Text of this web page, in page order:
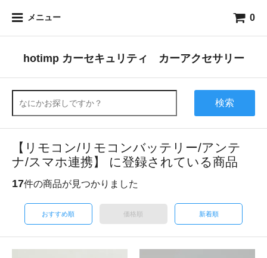
メニュー 0
hotimp カーセキュリティ カーアクセサリー
検索
【リモコン/リモコンバッテリー/アンテ
ナ/スマホ連携】 に登録されている商品
17件の商品が見つかりました
おすすめ順 価格順 新着順